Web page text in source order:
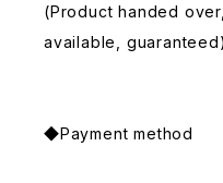
(Product handed
available, guaranteed)
◆Payment method